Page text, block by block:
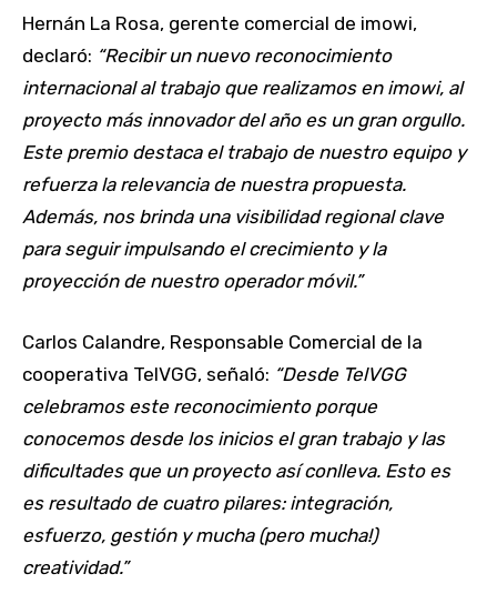
Hernán La Rosa, gerente comercial de imowi,
declaró: “Recibir un nuevo reconocimiento
internacional al trabajo que realizamos en imowi, al
proyecto más innovador del año es un gran orgullo.
Este premio destaca el trabajo de nuestro equipo y
refuerza la relevancia de nuestra propuesta.
Además, nos brinda una visibilidad regional clave
para seguir impulsando el crecimiento y la
proyección de nuestro operador móvil.”
Carlos Calandre, Responsable Comercial de la
cooperativa TelVGG, señaló: “Desde TelVGG
celebramos este reconocimiento porque
conocemos desde los inicios el gran trabajo y las
dificultades que un proyecto así conlleva. Esto es
es resultado de cuatro pilares: integración,
esfuerzo, gestión y mucha (pero mucha!)
creatividad.”